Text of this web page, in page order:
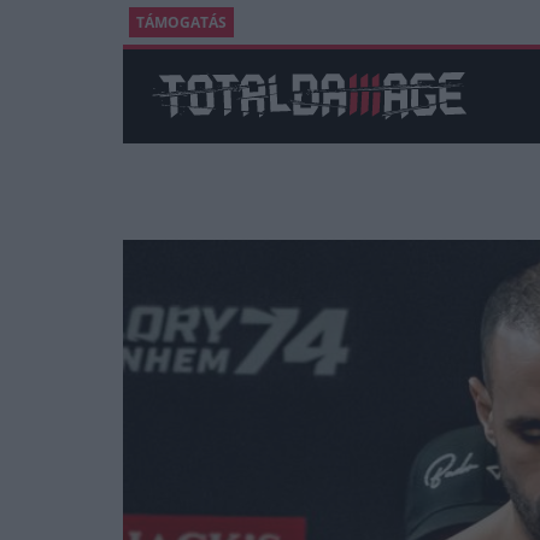
TÁMOGATÁS